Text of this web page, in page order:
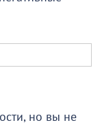
но вы не